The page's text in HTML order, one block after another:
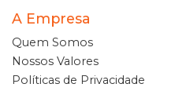
A Empresa
Quem Somos
Nossos Valores
Políticas de Privacidade